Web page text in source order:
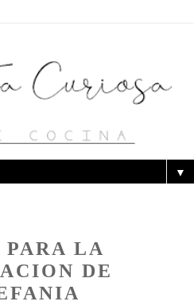
▼
PARA LA
DE